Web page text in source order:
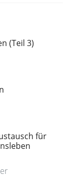
(Teil 3)
für